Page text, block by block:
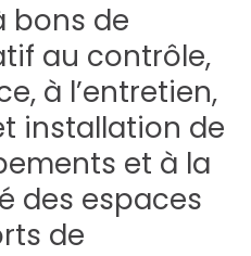
bons de
au contrôle,
à l’entretien,
installation de
et à la
des espaces
de